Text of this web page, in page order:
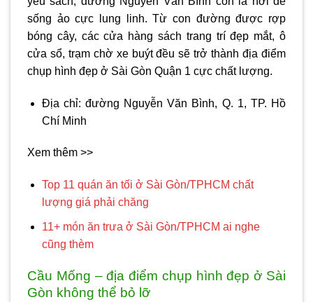
sống ảo cực lung linh. Từ con đường được rợp
bóng cây, các cửa hàng sách trang trí đẹp mắt, ô
cửa sổ, trạm chờ xe buýt đều sẽ trở thành địa điểm
chụp hình đẹp ở Sài Gòn Quận 1 cực chất lượng.
Địa chỉ: đường Nguyễn Văn Bình, Q. 1, TP. Hồ
Chí Minh
Xem thêm >>
Top 11 quán ăn tối ở Sài Gòn/TPHCM chất
lượng giá phải chăng
11+ món ăn trưa ở Sài Gòn/TPHCM ai nghe
cũng thèm
Cầu Mống – địa điểm chụp hình đẹp ở Sài
Gòn không thể bỏ lỡ